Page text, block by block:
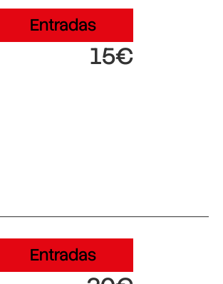
Entradas
15€
Entradas